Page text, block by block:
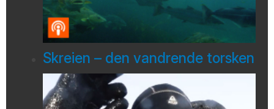
Skreien – den vandrende torsken